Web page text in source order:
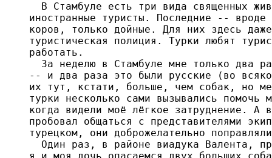
В Стамбуле есть три вида священных
иностранные туристы. Последние -- вроде
коров, только дойные. Для них здесь
туристическая полиция. Турки любят
работать.
За неделю в Стамбуле мне только два
-- и два раза это были русские (во
их тут, кстати, больше, чем собак, но
турки несколько сами вызывались
когда видели моё лёгкое затруднение.
пробовал общаться с представителями
турецком, они доброжелательно
Один раз, в районе виадука Валента,